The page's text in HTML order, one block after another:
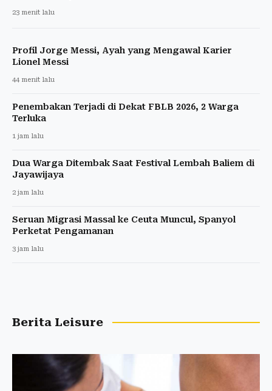
23 menit lalu
Profil Jorge Messi, Ayah yang Mengawal Karier
Lionel Messi
44 menit lalu
Penembakan Terjadi di Dekat FBLB 2026, 2 Warga
Terluka
1 jam lalu
Dua Warga Ditembak Saat Festival Lembah Baliem di
Jayawijaya
2 jam lalu
Seruan Migrasi Massal ke Ceuta Muncul, Spanyol
Perketat Pengamanan
3 jam lalu
Berita Leisure